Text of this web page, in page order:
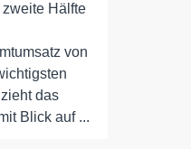
Hälfte
von
das
Blick auf ...